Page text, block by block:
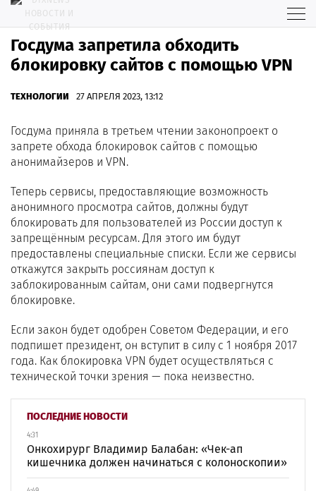
Госдума запретила обходить
блокировку сайтов с помощью VPN
ТЕХНОЛОГИИ 27 АПРЕЛЯ 2023, 13:12
ПОСЛЕДНИЕ НОВОСТИ
4:31
Онкохирург Владимир Балабан: «Чек-ап
кишечника должен начинаться с колоноскопии»
Госдума приняла в третьем чтении законопроект о
запрете обхода блокировок сайтов с помощью
анонимайзеров и VPN.
Теперь сервисы, предоставляющие возможность
анонимного просмотра сайтов, должны будут
блокировать для пользователей из России доступ к
запрещённым ресурсам. Для этого им будут
предоставлены специальные списки. Если же сервисы
откажутся закрыть россиянам доступ к
заблокированным сайтам, они сами подвергнутся
блокировке.
Если закон будет одобрен Советом Федерации, и его
подпишет президент, он вступит в силу с 1 ноября 2017
года. Как блокировка VPN будет осуществляться с
технической точки зрения — пока неизвестно.